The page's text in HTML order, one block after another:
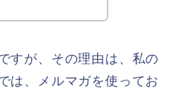
すが、その理由は、私の
は、メルマガを使ってお